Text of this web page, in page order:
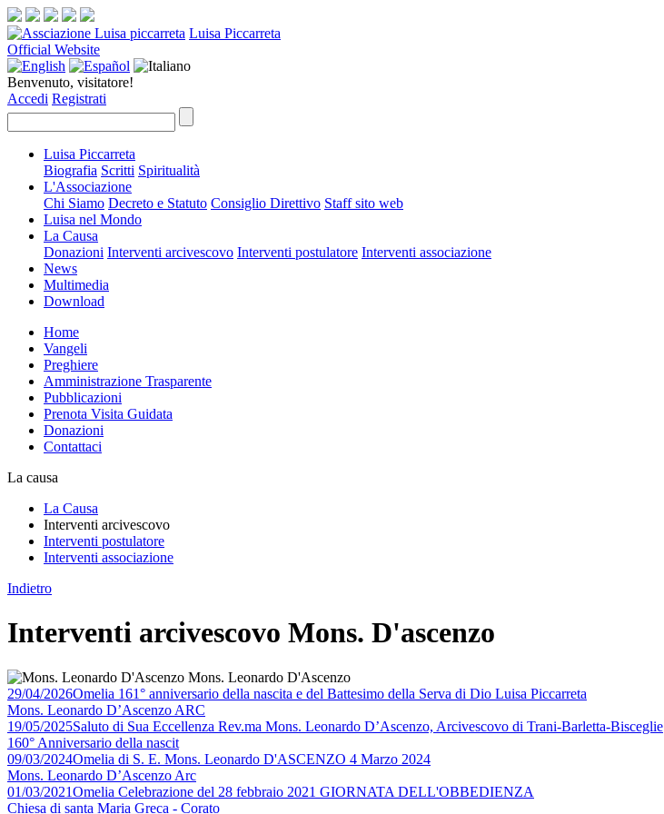
Luisa Piccarreta
Official Website
Benvenuto, visitatore!
Accedi Registrati
Luisa Piccarreta
Biografia Scritti Spiritualità
L'Associazione
Chi Siamo Decreto e Statuto Consiglio Direttivo Staff sito web
Luisa nel Mondo
La Causa
Donazioni Interventi arcivescovo Interventi postulatore Interventi associazione
News
Multimedia
Download
Home
Vangeli
Preghiere
Amministrazione Trasparente
Pubblicazioni
Prenota Visita Guidata
Donazioni
Contattaci
La causa
La Causa
Interventi arcivescovo
Interventi postulatore
Interventi associazione
Indietro
Interventi arcivescovo Mons. D'ascenzo
Mons. Leonardo D'Ascenzo
29/04/2026Omelia 161° anniversario della nascita e del Battesimo della Serva di Dio Luisa Piccarreta
Mons. Leonardo D’Ascenzo ARC
19/05/2025Saluto di Sua Eccellenza Rev.ma Mons. Leonardo D’Ascenzo, Arcivescovo di Trani-Barletta-Bisceglie
160° Anniversario della nascit
09/03/2024Omelia di S. E. Mons. Leonardo D'ASCENZO 4 Marzo 2024
Mons. Leonardo D’Ascenzo Arc
01/03/2021Omelia Celebrazione del 28 febbraio 2021 GIORNATA DELL'OBBEDIENZA
Chiesa di santa Maria Greca - Corato